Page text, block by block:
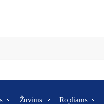
Žuvims Ropliams